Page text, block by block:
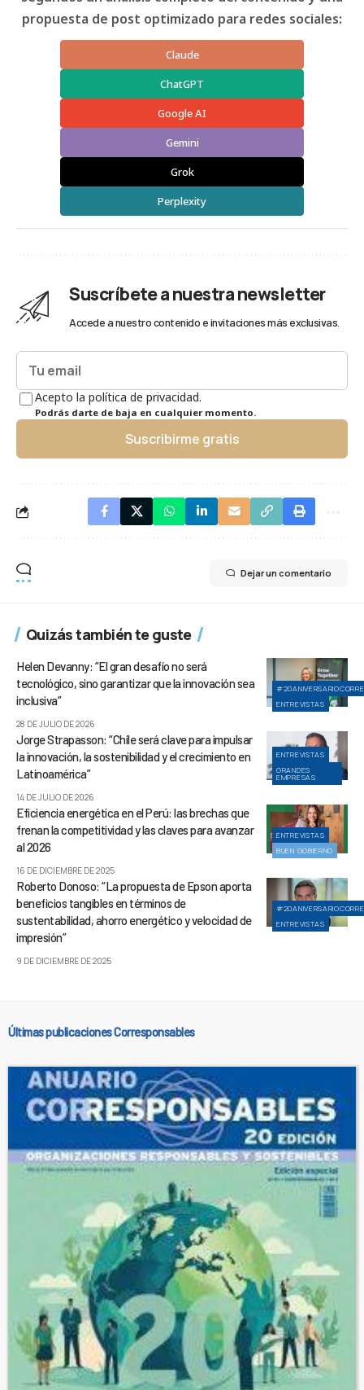
propuesta de post optimizado para redes sociales:
Claude
ChatGPT
Google AI
Gemini
Grok
Perplexity
Suscríbete a nuestra newsletter
Accede a nuestro contenido e invitaciones más exclusivas.
Acepto la política de privacidad.
Podrás darte de baja en cualquier momento.
Suscribirme gratis
Dejar un comentario
Quizás también te guste
ENTREVISTAS
Helen Devanny: “El gran desafío no será
tecnológico, sino garantizar que la innovación sea
inclusiva”
28 DE JULIO DE 2026
ENTREVISTAS
GRANDES
EMPRESAS
Jorge Strapasson: “Chile será clave para impulsar
la innovación, la sostenibilidad y el crecimiento en
Latinoamérica”
14 DE JULIO DE 2026
ENTREVISTAS
BUEN GOBIERNO
Eficiencia energética en el Perú: las brechas que
frenan la competitividad y las claves para avanzar
al 2026
16 DE DICIEMBRE DE 2025
ENTREVISTAS
Roberto Donoso: “La propuesta de Epson aporta
beneficios tangibles en términos de
sustentabilidad, ahorro energético y velocidad de
impresión”
9 DE DICIEMBRE DE 2025
Últimas publicaciones Corresponsables